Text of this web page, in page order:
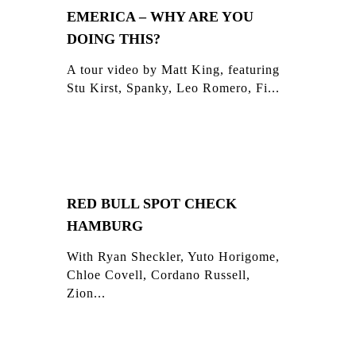
EMERICA – WHY ARE YOU
DOING THIS?
A tour video by Matt King, featuring
Stu Kirst, Spanky, Leo Romero, Fi...
RED BULL SPOT CHECK
HAMBURG
With Ryan Sheckler, Yuto Horigome,
Chloe Covell, Cordano Russell,
Zion...